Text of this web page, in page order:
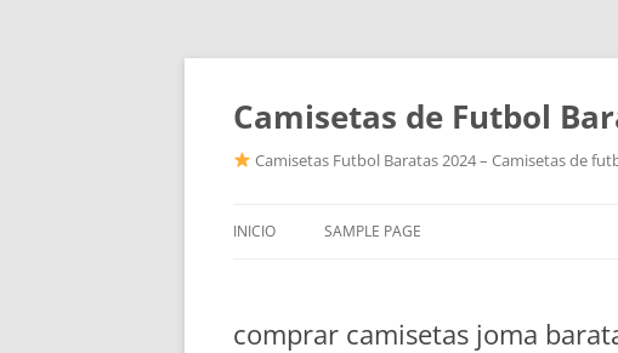
Camisetas de Futbol
Camisetas Futbol Baratas 2024 – Camisetas de
INICIO SAMPLE PAGE
comprar camisetas joma